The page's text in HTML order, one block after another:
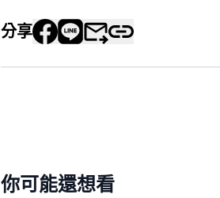
分享
你可能還想看